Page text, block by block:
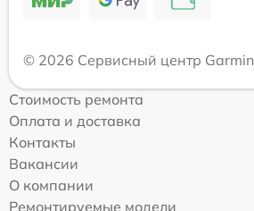
© 2026 Сервисный центр Garmin
Стоимость ремонта
Оплата и доставка
Контакты
Вакансии
О компании
Ремонтируемые модели